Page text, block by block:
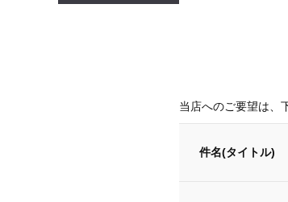
当店へのご要望は、
件名(タイトル)